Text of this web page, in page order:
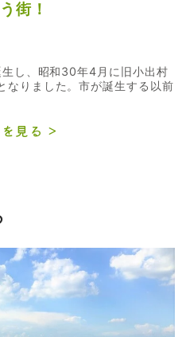
街！
し、昭和30年4月に旧小出村
なりました。市が誕生する以前
見る